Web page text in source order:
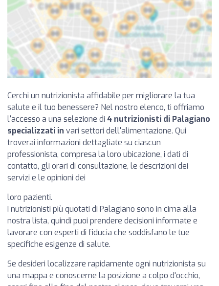
Cerchi un nutrizionista affidabile per migliorare la tua
salute e il tuo benessere? Nel nostro elenco, ti offriamo
l'accesso a una selezione di 4 nutrizionisti di Palagiano
specializzati in vari settori dell'alimentazione. Qui
troverai informazioni dettagliate su ciascun
professionista, compresa la loro ubicazione, i dati di
contatto, gli orari di consultazione, le descrizioni dei
servizi e le opinioni dei
loro pazienti.
I nutrizionisti più quotati di Palagiano sono in cima alla
nostra lista, quindi puoi prendere decisioni informate e
lavorare con esperti di fiducia che soddisfano le tue
specifiche esigenze di salute.
Se desideri localizzare rapidamente ogni nutrizionista su
una mappa e conoscerne la posizione a colpo d'occhio,